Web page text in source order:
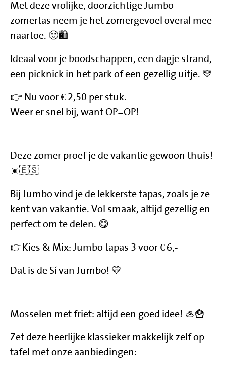
Met deze vrolijke, doorzichtige Jumbo
zomertas neem je het zomergevoel overal mee
naartoe. 🙂🛍️
Ideaal voor je boodschappen, een dagje strand,
een picknick in het park of een gezellig uitje. 💛
👉 Nu voor € 2,50 per stuk.
Weer er snel bij, want OP=OP!
Deze zomer proef je de vakantie gewoon thuis!
☀️🇪🇸
Bij Jumbo vind je de lekkerste tapas, zoals je ze
kent van vakantie. Vol smaak, altijd gezellig en
perfect om te delen. 😋
👉Kies & Mix: Jumbo tapas 3 voor € 6,-
Dat is de Sí van Jumbo! 💛
Mosselen met friet: altijd een goed idee! 🦪🍟
Zet deze heerlijke klassieker makkelijk zelf op
tafel met onze aanbiedingen: